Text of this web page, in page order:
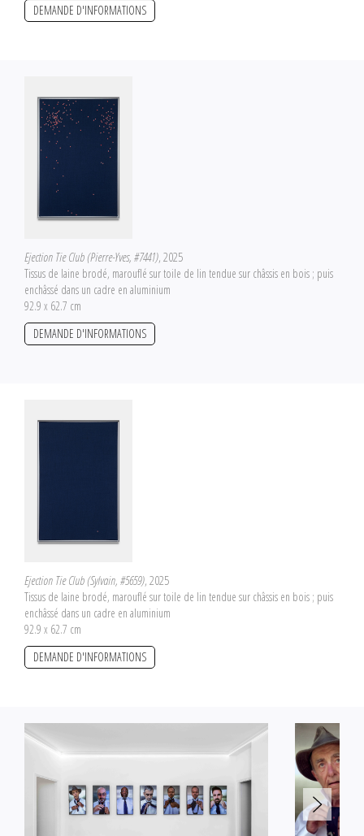
DEMANDE D'INFORMATIONS
Ejection Tie Club (Pierre-Yves, #7441), 2025
Tissus de laine brodé, marouflé sur toile de lin tendue sur châssis en bois ; puis
enchâssé dans un cadre en aluminium
92.9 x 62.7 cm
DEMANDE D'INFORMATIONS
Ejection Tie Club (Sylvain, #5659), 2025
Tissus de laine brodé, marouflé sur toile de lin tendue sur châssis en bois ; puis
enchâssé dans un cadre en aluminium
92.9 x 62.7 cm
DEMANDE D'INFORMATIONS